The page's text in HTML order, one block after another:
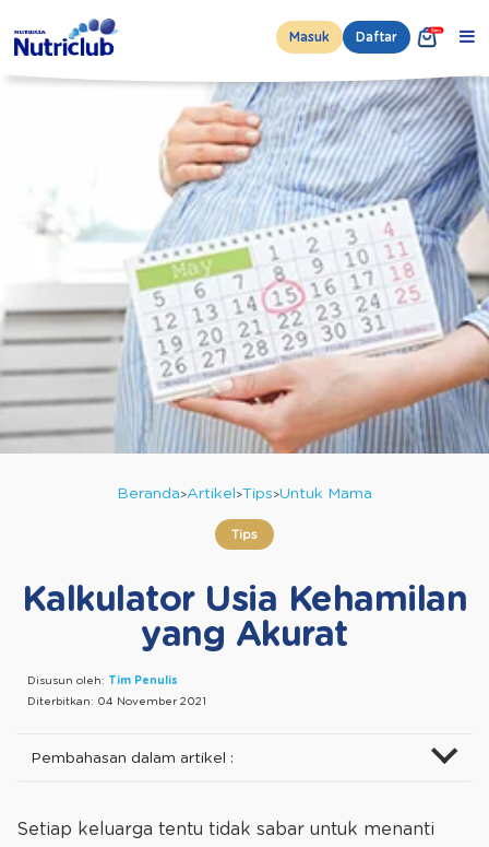
Masuk Daftar
Beranda Artikel Tips Untuk Mama
Tips
Kalkulator Usia Kehamilan
yang Akurat
Disusun oleh: Tim Penulis
Diterbitkan: 04 November 2021
Pembahasan dalam artikel :
Setiap keluarga tentu tidak sabar untuk menanti